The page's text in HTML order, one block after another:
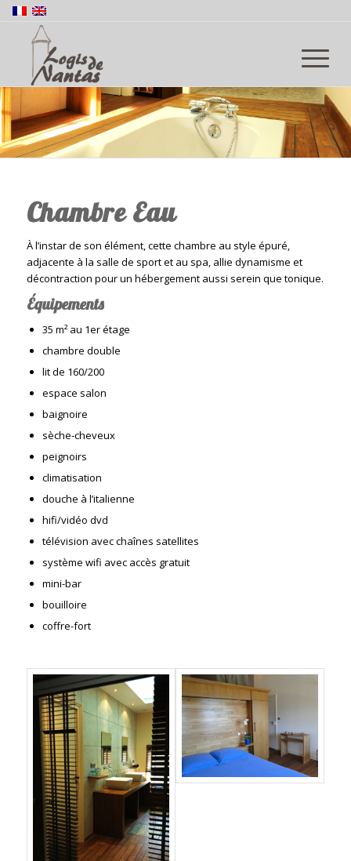
Chambre Eau
À l’instar de son élément, cette chambre au style épuré,
adjacente à la salle de sport et au spa, allie dynamisme et
décontraction pour un hébergement aussi serein que tonique.
Équipements
35 m² au 1er étage
chambre double
lit de 160/200
espace salon
baignoire
sèche-cheveux
peignoirs
climatisation
douche à l’italienne
hifi/vidéo dvd
télévision avec chaînes satellites
système wifi avec accès gratuit
mini-bar
bouilloire
coffre-fort